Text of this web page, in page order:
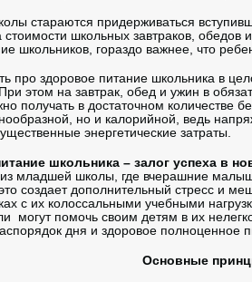
стараются придерживаться
стоимости школьных завтраков,
школьников, гораздо важнее, что
про здоровое питание школьника в
этом на завтрак, обед и ужин в
получать в достаточном
но и калорийной, ведь
энергетические затраты.
школьника – залог успеха в
младшей школы, где вчерашние
создает дополнительный стресс и
с их колоссальными учебными
могут помочь своим детям в их
дня и здоровое полноценное
Основные